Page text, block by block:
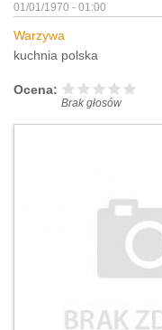
01/01/1970 - 01:00
Warzywa
kuchnia polska
Ocena:
Brak głosów